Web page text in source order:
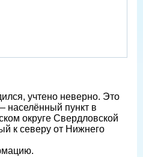
учтено неверно. Это
населённый пункт в
округе Свердловской
к северу от Нижнего